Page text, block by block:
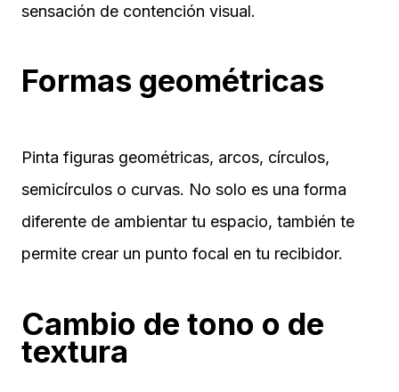
sensación de contención visual.
Formas geométricas
Pinta figuras geométricas, arcos, círculos,
semicírculos o curvas. No solo es una forma
diferente de ambientar tu espacio, también te
permite crear un punto focal en tu recibidor.
Cambio de tono o de
textura